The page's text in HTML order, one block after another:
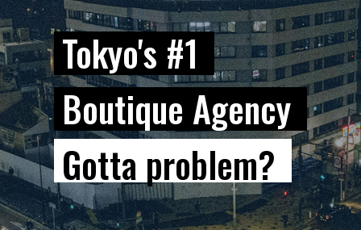
Tokyo's #1
Boutique Agency
Gotta problem?